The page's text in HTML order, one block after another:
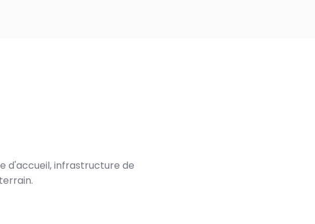
d'accueil, infrastructure de